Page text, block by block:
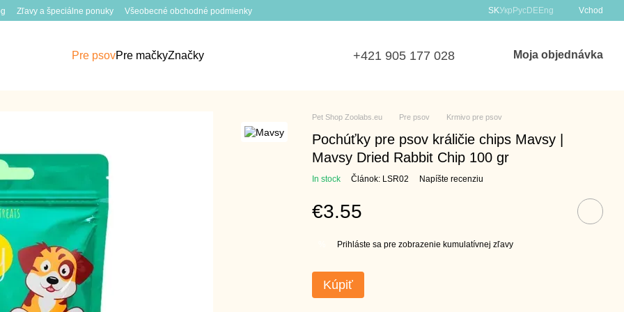
Zľavy a špeciálne ponuky Všeobecné obchodné podmienky SKУкр РусDEEng Vchod
Pre psovPre mačkyZnačky +421 905 177 028 Moja objednávka
Pet Shop Zoolabs.eu Pre psov Krmivo pre psov
Pochúťky pre psov králičie chips Mavsy |
Mavsy Dried Rabbit Chip 100 gr
In stock Článok: LSR02 Napíšte recenziu
€3.55
Prihláste sa pre zobrazenie kumulatívnej zľavy
Kúpiť